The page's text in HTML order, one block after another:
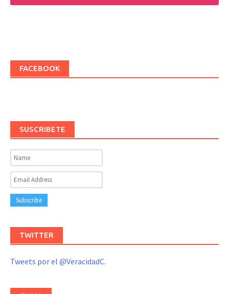
FACEBOOK
SUSCRIBETE
TWITTER
Tweets por el @VeracidadC.